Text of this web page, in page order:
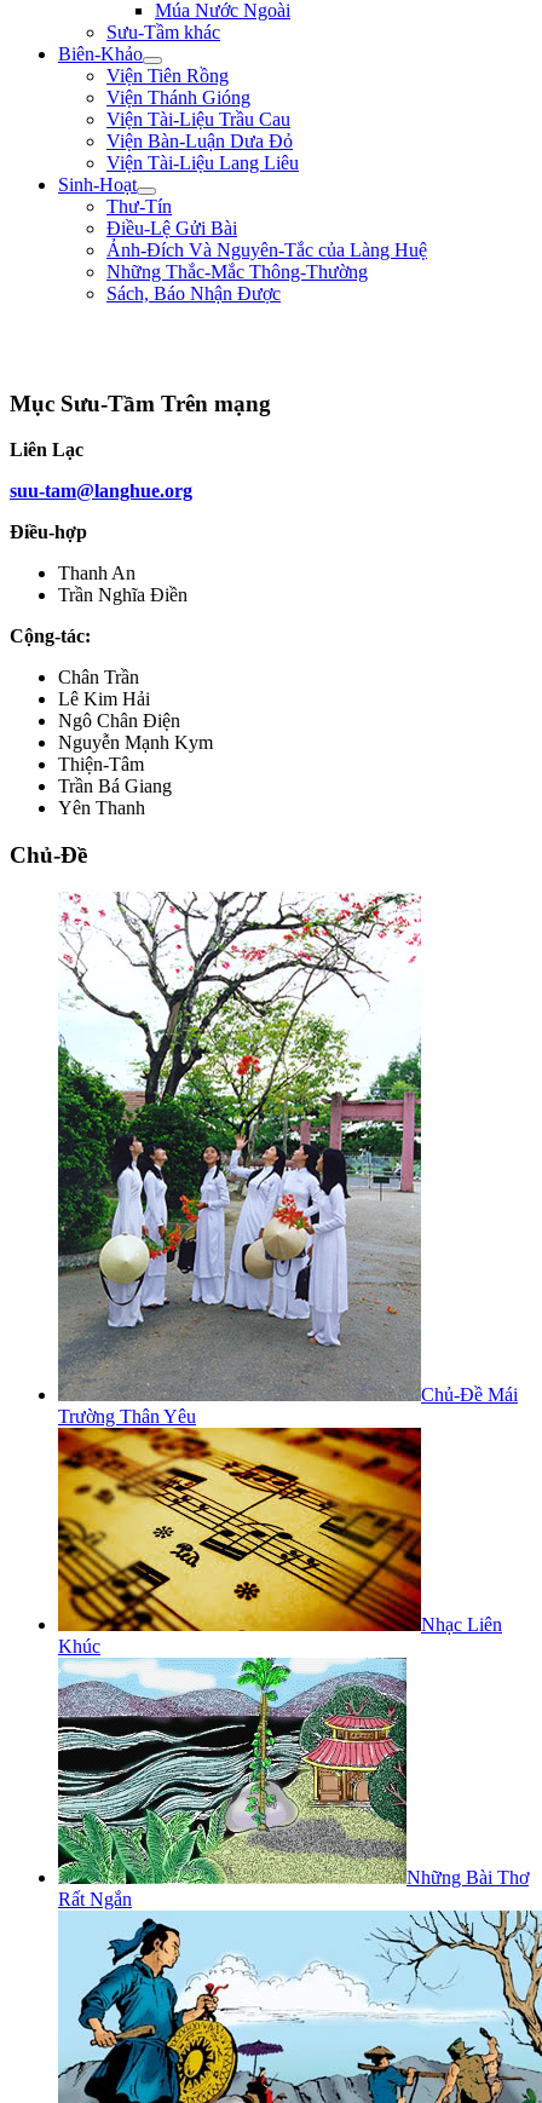
Múa Nước Ngoài
Sưu-Tầm khác
Biên-Khảo
Viện Tiên Rồng
Viện Thánh Gióng
Viện Tài-Liệu Trầu Cau
Viện Bàn-Luận Dưa Đỏ
Viện Tài-Liệu Lang Liêu
Sinh-Hoạt
Thư-Tín
Điều-Lệ Gửi Bài
Ảnh-Đích Và Nguyên-Tắc của Làng Huệ
Những Thắc-Mắc Thông-Thường
Sách, Báo Nhận Được
Mục Sưu-Tầm Trên mạng
Liên Lạc
suu-tam@langhue.org
Điều-hợp
Thanh An
Trần Nghĩa Điền
Cộng-tác:
Chân Trần
Lê Kim Hải
Ngô Chân Điện
Nguyễn Mạnh Kym
Thiện-Tâm
Trần Bá Giang
Yên Thanh
Chủ-Đề
Chủ-Đề Mái
Trường Thân Yêu
Nhạc Liên
Khúc
Những Bài Thơ
Rất Ngắn